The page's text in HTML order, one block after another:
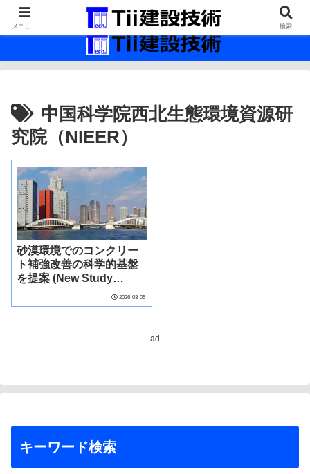
最新の建設技術の情報インフラ。
中国科学院西北生態環境資源研
究院（NIEER）
砂漠環境でのコンクリー
ト補強改善の科学的基盤
を提案 (New Study
Proposes Scientific
Basis for Improving
2026-03-05
ad
キーワード検索
メニュー 検索